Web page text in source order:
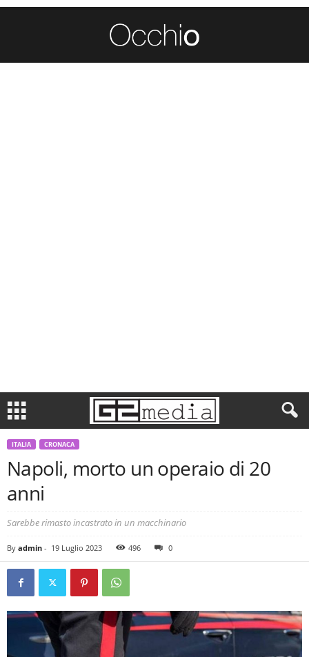
ITALIA CRONACA
Napoli, morto un operaio di 20
anni
Sarebbe rimasto incastrato in un macchinario
By admin - 19 Luglio 2023 496 0